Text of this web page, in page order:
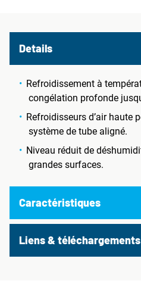
Details
Refroidissement à
congélation profonde
Refroidisseurs d’air haute
système de tube aligné.
Niveau réduit de
grandes surfaces.
Caractéristiques
Liens & téléchargements